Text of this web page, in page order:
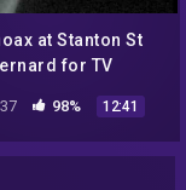
at Stanton St
for TV
98% 12:41